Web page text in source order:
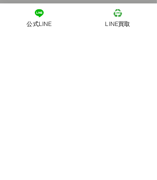
公式LINE LINE買取